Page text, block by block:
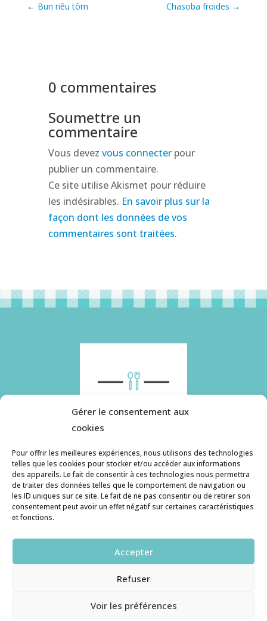
Gérer le consentement aux
cookies
Pour offrir les meilleures expériences, nous utilisons des technologies
telles que les cookies pour stocker et/ou accéder aux informations
des appareils. Le fait de consentir à ces technologies nous permettra
de traiter des données telles que le comportement de navigation ou
les ID uniques sur ce site. Le fait de ne pas consentir ou de retirer son
consentement peut avoir un effet négatif sur certaines caractéristiques
et fonctions.
Accepter
Refuser
Voir les préférences
← Bun riêu tôm Chasoba froides →
0 commentaires
Soumettre un
commentaire
Vous devez vous connecterpour
publier un commentaire.
Ce site utilise Akismet pour réduire
les indésirables. En savoir plus sur la
façon dont les données de vos
commentaires sont traitées.
Histoire de pâtes utilise des cookies. Pour en
savoir plus, ainsi que sur la politique de
confidentialité, cliquez ici.
Contact
histoiredepates@gmail.com